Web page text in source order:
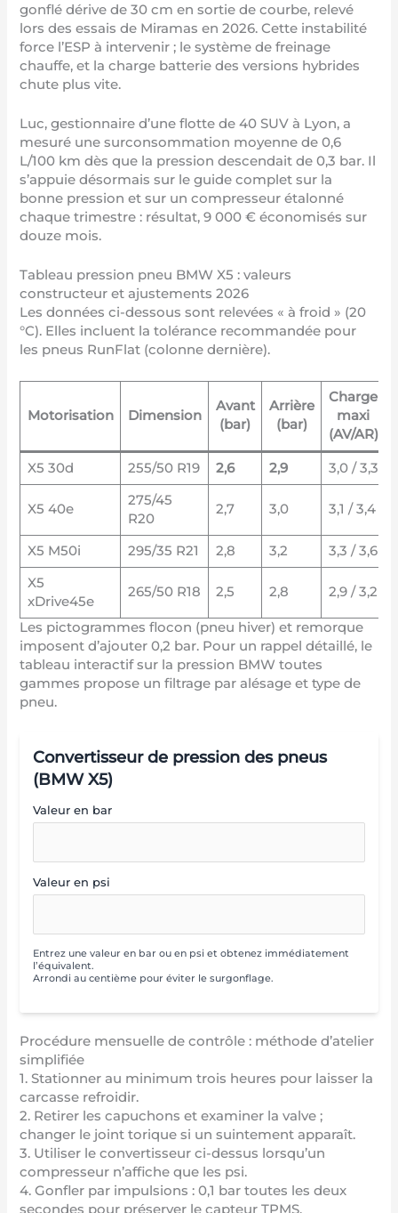
gonflé dérive de 30 cm en sortie de courbe, relevé
lors des essais de Miramas en 2026. Cette instabilité
force l’ESP à intervenir ; le système de freinage
chauffe, et la charge batterie des versions hybrides
chute plus vite.
Luc, gestionnaire d’une flotte de 40 SUV à Lyon, a
mesuré une surconsommation moyenne de 0,6
L/100 km dès que la pression descendait de 0,3 bar. Il
s’appuie désormais sur leguide complet sur la
bonne pression et sur un compresseur étalonné
chaque trimestre : résultat, 9 000 € économisés sur
douze mois.
Tableau pression pneu BMW X5 : valeurs
constructeur et ajustements 2026
Les données ci-dessous sont relevées « à froid » (20
°C). Elles incluent la tolérance recommandée pour
les pneus RunFlat (colonne dernière).
Motorisation Dimension
Avant
(bar)
Arrière
(bar)
Charge
maxi
(AV/AR)
X5 30d 255/50 R19 2,6 2,9 3,0 / 3,3
X5 40e
275/45
R20
2,7 3,0 3,1 / 3,4
X5 M50i 295/35 R21 2,8 3,2 3,3 / 3,6
X5
xDrive45e
265/50 R18 2,5 2,8 2,9 / 3,2
Les pictogrammes flocon (pneu hiver) et remorque
imposent d’ajouter 0,2 bar. Pour un rappel détaillé, le
tableau interactif sur la pression BMW toutes
gammes propose un filtrage par alésage et type de
pneu.
Convertisseur de pression des pneus
(BMW X5)
Valeur en bar
Valeur en psi
Entrez une valeur en bar ou en psi et obtenez immédiatement
l’équivalent.
Arrondi au centième pour éviter le surgonflage.
Procédure mensuelle de contrôle : méthode d’atelier
simplifiée
1. Stationner au minimum trois heures pour laisser la
carcasse refroidir.
2. Retirer les capuchons et examiner la valve ;
changer le joint torique si un suintement apparaît.
3. Utiliser le convertisseur ci-dessus lorsqu’un
compresseur n’affiche que les psi.
4. Gonfler par impulsions : 0,1 bar toutes les deux
secondes pour préserver le capteur TPMS.